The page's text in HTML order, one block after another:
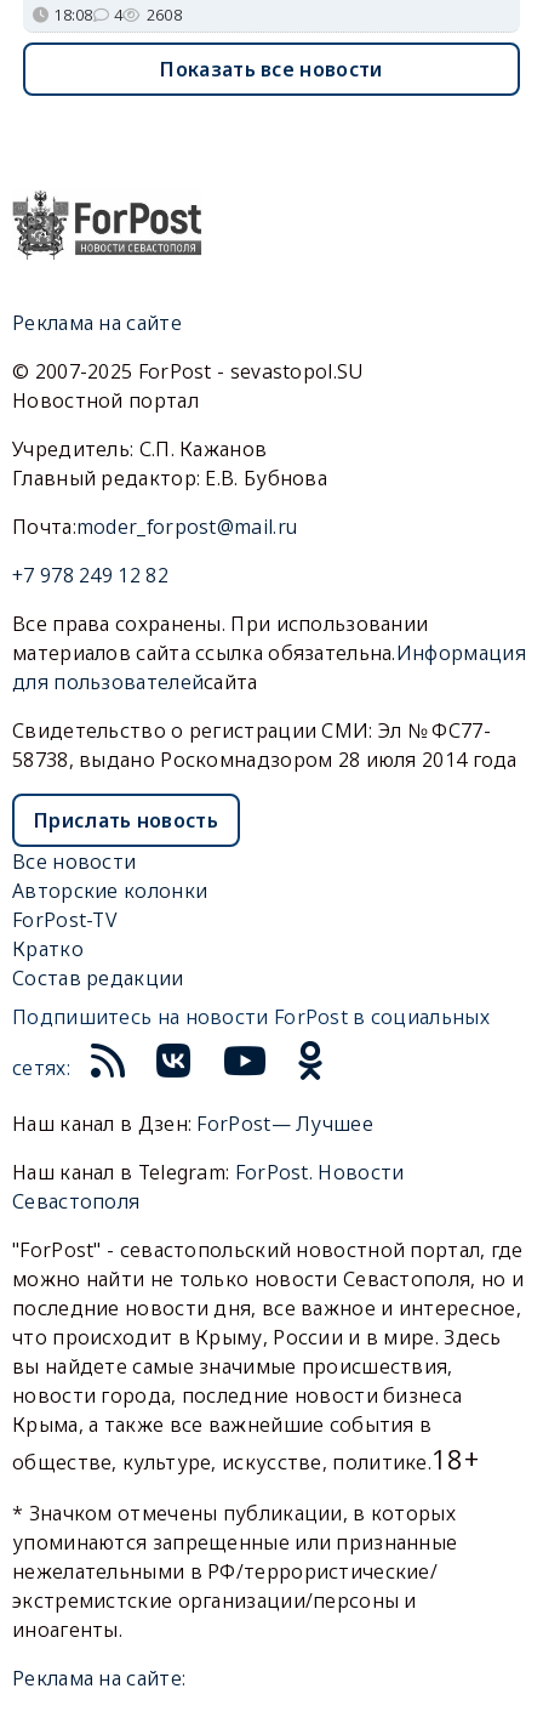
18:08 4 2608
Показать все новости
Реклама на сайте
© 2007-2025 ForPost - sevastopol.SU
Новостной портал
Учредитель: С.П. Кажанов
Главный редактор: Е.В. Бубнова
Почта:moder_forpost@mail.ru
+7 978 249 12 82
Все права сохранены. При использовании
материалов сайта ссылка обязательна.Информация
для пользователейсайта
Свидетельство о регистрации СМИ: Эл № ФС77-
58738, выдано Роскомнадзором 28 июля 2014 года
Прислать новость
Все новости
Авторские колонки
ForPost-TV
Кратко
Состав редакции
Подпишитесь на новости ForPost в социальных
сетях:
Наш канал в Дзен: ForPost— Лучшее
Наш канал в Telegram: ForPost. Новости
Севастополя
"ForPost" - севастопольский новостной портал, где
можно найти не только новости Севастополя, но и
последние новости дня, все важное и интересное,
что происходит в Крыму, России и в мире. Здесь
вы найдете самые значимые происшествия,
новости города, последние новости бизнеса
Крыма, а также все важнейшие события в
обществе, культуре, искусстве, политике.18+
* Значком отмечены публикации, в которых
упоминаются запрещенные или признанные
нежелательными в РФ/террористические/
экстремистские организации/персоны и
иноагенты.
Реклама на сайте: